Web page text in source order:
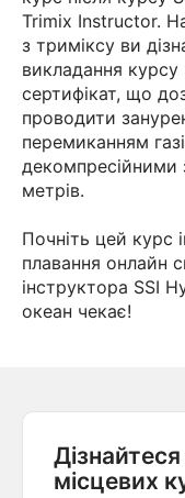
Trimix Instructor.
з триміксу ви
викладання
сертифікат, що
проводити
перемиканням
декомпресійними
метрів.
Почніть цей курс
плавання онлайн
інструктора SSI
океан чекає!
місцевих